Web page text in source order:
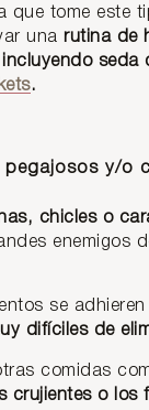
que tome este
una rutina de
seda
.
pegajosos y/o
chicles o
enemigos
se
difíciles de
comidas
crujientes o los